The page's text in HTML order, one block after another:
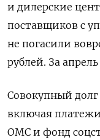
и дилерские
поставщиков с
не погасили
рублей. За
Совокупный долг
включая
ОМС и фонд